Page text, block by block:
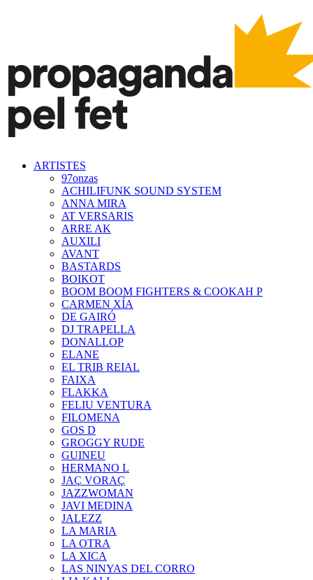
ARTISTES
97onzas
ACHILIFUNK SOUND SYSTEM
ANNA MIRA
AT VERSARIS
ARRE AK
AUXILI
AVANT
BASTARDS
BOIKOT
BOOM BOOM FIGHTERS & COOKAH P
CARMEN XÍA
DE GAIRÓ
DJ TRAPELLA
DONALLOP
ELANE
EL TRIB REIAL
FAIXA
FLAKKA
FELIU VENTURA
FILOMENA
GOS D
GROGGY RUDE
GUINEU
HERMANO L
JAÇ VORAÇ
JAZZWOMAN
JAVI MEDINA
JALEZZ
LA MARIA
LA OTRA
LA XICA
LAS NINYAS DEL CORRO